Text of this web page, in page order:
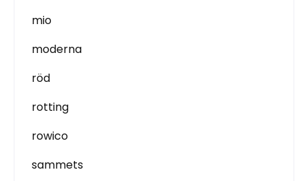
mio
moderna
röd
rotting
rowico
sammets